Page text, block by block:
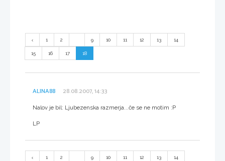
1 2 9 10 11 12 13 14
15 16 17 18
ALINA88 28.08.2007, 14:33
Nalov je bil: Ljubezenska razmerja...če se ne motim :P
LP
1 2 9 10 11 12 13 14